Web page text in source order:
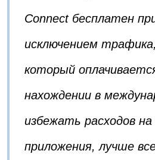
Connect бесплатен
исключением
который
нахождении в
избежать расходов
приложения, лучше